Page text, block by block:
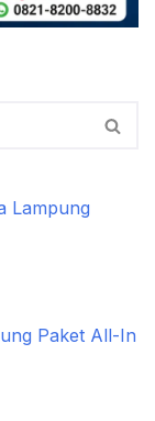
Lampung
Paket All-In